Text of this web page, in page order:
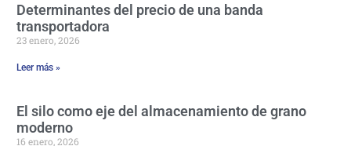
Determinantes del precio de una banda
transportadora
23 enero, 2026
Leer más »
El silo como eje del almacenamiento de grano
moderno
16 enero, 2026